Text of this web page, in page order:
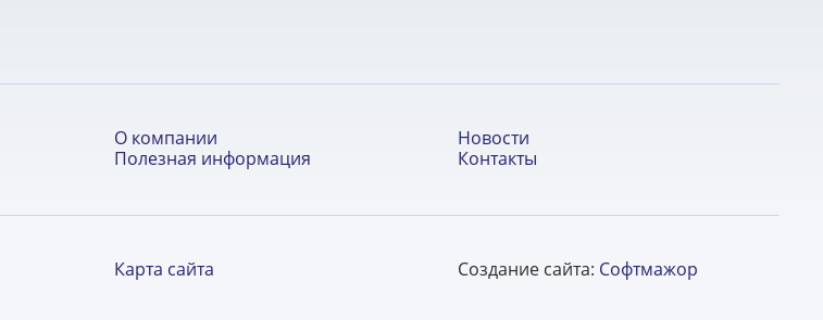
О компании
Полезная информация
Новости
Контакты
Карта сайта Создание сайта: Софтмажор